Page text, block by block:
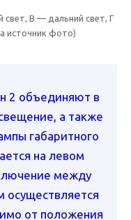
В — дальний свет, Г
источник фото)
2 объединяют в
а также
габаритного
на левом
между
от положения